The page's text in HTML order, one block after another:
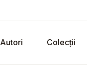
Autori Colecții